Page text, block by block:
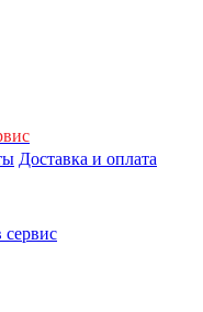
Доставка и оплата